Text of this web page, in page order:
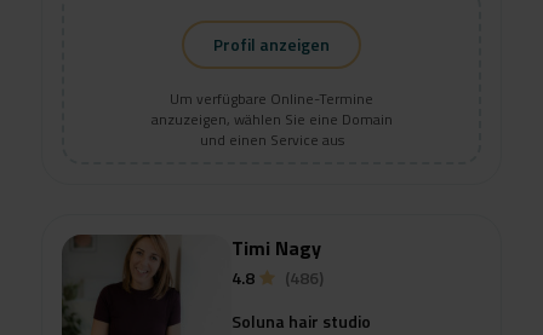
Profil anzeigen
Um verfügbare Online-Termine
anzuzeigen, wählen Sie eine Domain
und einen Service aus
Timi Nagy
4.8
(486)
Soluna hair studio